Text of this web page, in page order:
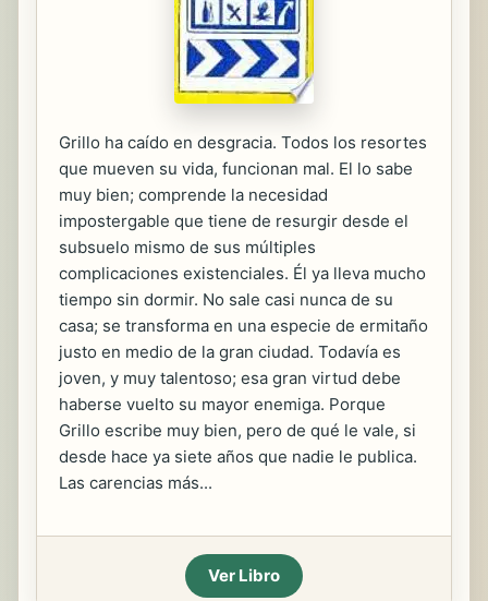
Grillo ha caído en desgracia. Todos los resortes
que mueven su vida, funcionan mal. El lo sabe
muy bien; comprende la necesidad
impostergable que tiene de resurgir desde el
subsuelo mismo de sus múltiples
complicaciones existenciales. Él ya lleva mucho
tiempo sin dormir. No sale casi nunca de su
casa; se transforma en una especie de ermitaño
justo en medio de la gran ciudad. Todavía es
joven, y muy talentoso; esa gran virtud debe
haberse vuelto su mayor enemiga. Porque
Grillo escribe muy bien, pero de qué le vale, si
desde hace ya siete años que nadie le publica.
Las carencias más...
Ver Libro